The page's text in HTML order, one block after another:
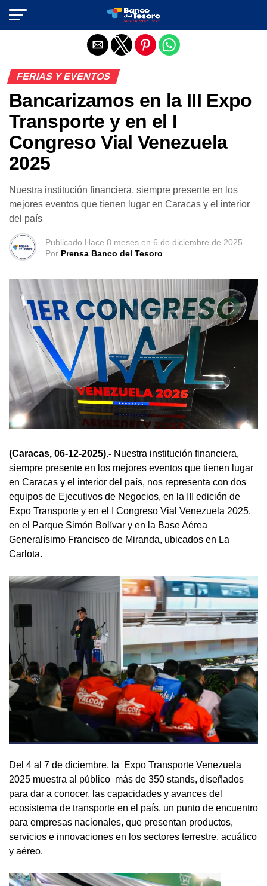
FERIAS Y EVENTOS
Bancarizamos en la III Expo
Transporte y en el I
Congreso Vial Venezuela
2025
Nuestra institución financiera, siempre presente en los
mejores eventos que tienen lugar en Caracas y el interior
del país
Publicado Hace 8 meses en 6 de diciembre de 2025
Por Prensa Banco del Tesoro
(Caracas, 06-12-2025).- Nuestra institución financiera,
siempre presente en los mejores eventos que tienen lugar
en Caracas y el interior del país, nos representa con dos
equipos de Ejecutivos de Negocios, en la III edición de
Expo Transporte y en el I Congreso Vial Venezuela 2025,
en el Parque Simón Bolívar y en la Base Aérea
Generalísimo Francisco de Miranda, ubicados en La
Carlota.
Del 4 al 7 de diciembre, la Expo Transporte Venezuela
2025 muestra al público más de 350 stands, diseñados
para dar a conocer, las capacidades y avances del
ecosistema de transporte en el país, un punto de encuentro
para empresas nacionales, que presentan productos,
servicios e innovaciones en los sectores terrestre, acuático
y aéreo.
Salir de la versión móvil